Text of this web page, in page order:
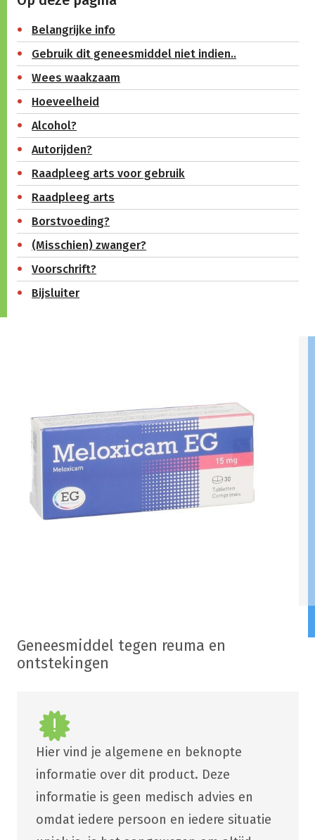
Belangrijke info
Gebruik dit geneesmiddel niet indien..
Wees waakzaam
Hoeveelheid
Alcohol?
Autorijden?
Raadpleeg arts voor gebruik
Raadpleeg arts
Borstvoeding?
(Misschien) zwanger?
Voorschrift?
Bijsluiter
Geneesmiddel tegen reuma en
ontstekingen
Hier vind je algemene en beknopte
informatie over dit product. Deze
informatie is geen medisch advies en
omdat iedere persoon en iedere situatie